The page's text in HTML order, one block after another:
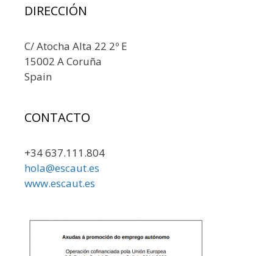
DIRECCIÓN
C/ Atocha Alta 22 2º E
15002 A Coruña
Spain
CONTACTO
+34 637.111.804
hola@escaut.es
www.escaut.es